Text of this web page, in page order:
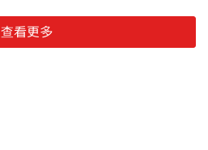
查看更多